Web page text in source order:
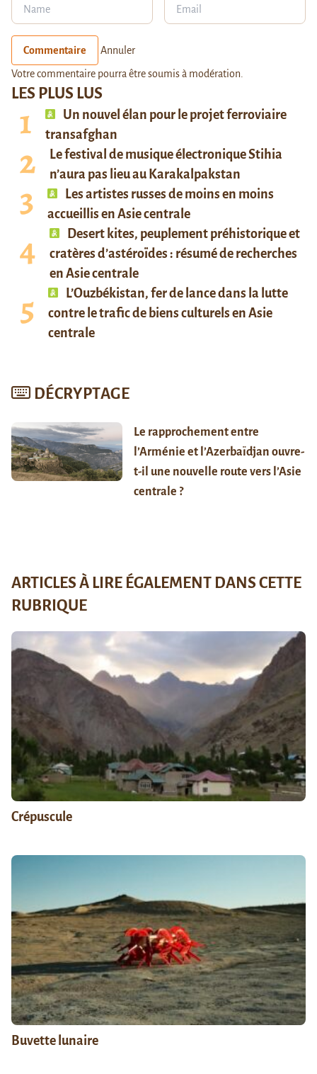
LES PLUS LUS
Un nouvel élan pour le projet ferroviaire
transafghan
Le festival de musique électronique Stihia
n’aura pas lieu au Karakalpakstan
Les artistes russes de moins en moins
accueillis en Asie centrale
Desert kites, peuplement préhistorique et
cratères d’astéroïdes : résumé de recherches
en Asie centrale
L’Ouzbékistan, fer de lance dans la lutte
contre le trafic de biens culturels en Asie
centrale
DÉCRYPTAGE
Le rapprochement entre
l’Arménie et l’Azerbaïdjan ouvre-
t-il une nouvelle route vers l’Asie
centrale ?
Commentaire Annuler
Votre commentaire pourra être soumis à modération.
ARTICLES À LIRE ÉGALEMENT DANS CETTE
RUBRIQUE
Crépuscule
Buvette lunaire